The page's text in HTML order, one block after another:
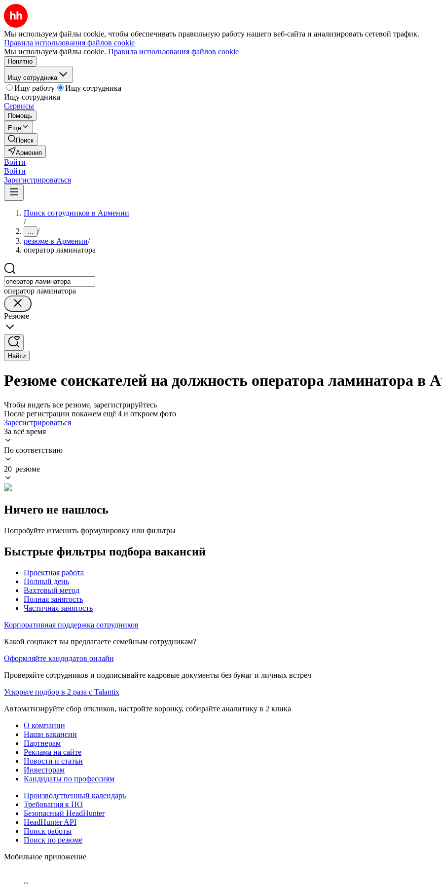
Мы используем файлы cookie, чтобы обеспечивать правильную работу нашего веб-сайта и анализировать сетевой трафик.
Правила использования файлов cookie
Мы используем файлы cookie. Правила использования файлов cookie
Понятно
Ищу сотрудника
Ищу работу
Ищу сотрудника
Ищу сотрудника
Сервисы
Помощь
Ещё
Поиск
Армения
Войти
Войти
Зарегистрироваться
Поиск сотрудников в Армении
/
... /
резюме в Армении/
оператор ламинатора
оператор ламинатора
Резюме
Найти
Резюме соискателей на должность оператора ламинатора в
Чтобы видеть все резюме, зарегистрируйтесь
После регистрации покажем ещё 4 и откроем фото
Зарегистрироваться
За всё время
По соответствию
20 резюме
Ничего не нашлось
Попробуйте изменить формулировку или фильтры
Быстрые фильтры подбора вакансий
Проектная работа
Полный день
Вахтовый метод
Полная занятость
Частичная занятость
Корпоративная поддержка сотрудников
Какой соцпакет вы предлагаете семейным сотрудникам?
Оформляйте кандидатов онлайн
Проверяйте сотрудников и подписывайте кадровые документы без бумаг и личных встреч
Ускорьте подбор в 2 раза с Talantix
Автоматизируйте сбор откликов, настройте воронку, собирайте аналитику в 2 клика
О компании
Наши вакансии
Партнерам
Реклама на сайте
Новости и статьи
Инвесторам
Кандидаты по профессиям
Производственный календарь
Требования к ПО
Безопасный HeadHunter
HeadHunter API
Поиск работы
Поиск по резюме
Мобильное приложение